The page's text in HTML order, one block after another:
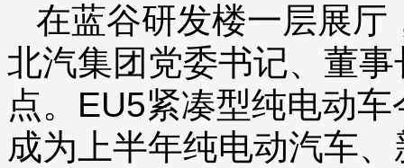
在蓝谷研发楼一层展厅
北汽集团党委书记、董
点。EU5紧凑型纯电动
成为上半年纯电动汽车